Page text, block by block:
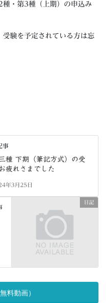
・第3種（上期）の申込み
験を予定されている方は忘
事
種 下期（筆記方式）の受
疲れさまでした
年3月25日
日記
料動画）